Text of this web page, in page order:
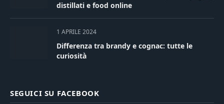
distillati e food online
1 APRILE 2024
Differenza tra brandy e cognac: tutte le
curiosità
SEGUICI SU FACEBOOK